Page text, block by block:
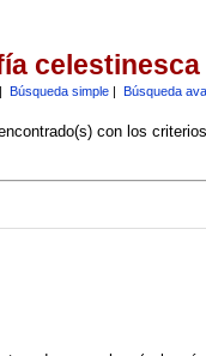
celestinesca
Búsqueda simple| Búsqueda
con los